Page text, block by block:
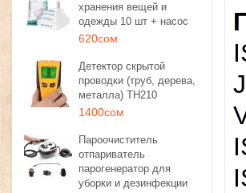
хранения вещей и
одежды 10 шт + насос
620сом
Детектор скрытой
проводки (труб, дерева,
металла) TH210
1400сом
Пароочиститель
отпариватель
парогенератор для
уборки и дезинфекции